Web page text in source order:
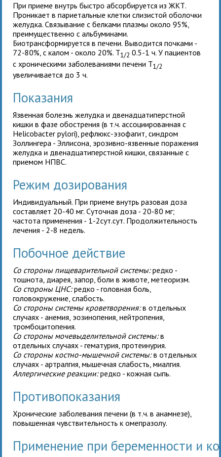
При приеме внутрь быстро абсорбируется из ЖКТ.
Проникает в париетальные клетки слизистой оболочки
желудка. Связывание с белками плазмы около 95%,
преимущественно с альбуминами.
Биотрансформируется в печени. Выводится почками -
72-80%, с калом - около 20%. T1/2 0.5-1 ч. У пациентов
с хроническими заболеваниями печени T1/2
увеличивается до 3 ч.
Показания
Язвенная болезнь желудка и двенадцатиперстной
кишки в фазе обострения (в т.ч. ассоциированная с
Helicobacter pylori), рефлюкс-эзофагит, синдром
Золлингера - Эллисона, эрозивно-язвенные поражения
желудка и двенадцатиперстной кишки, связанные с
приемом НПВС.
Режим дозирования
Индивидуальный. При приеме внутрь разовая доза
составляет 20-40 мг. Суточная доза - 20-80 мг;
частота применения - 1-2сут.сут. Продолжительность
лечения - 2-8 недель.
Побочное действие
Со стороны пищеварительной системы:редко -
тошнота, диарея, запор, боли в животе, метеоризм.
Со стороны ЦНС:редко - головная боль,
головокружение, слабость.
Со стороны системы кроветворения:в отдельных
случаях - анемия, эозинопения, нейтропения,
тромбоцитопения.
Со стороны мочевыделительной системы:в
отдельных случаях - гематурия, протеинурия.
Со стороны костно-мышечной системы:в отдельных
случаях - артралгия, мышечная слабость, миалгия.
Аллергические реакции:редко - кожная сыпь.
Противопоказания
Хронические заболевания печени (в т.ч. в анамнезе),
повышенная чувствительность к омепразолу.
Применение при беременности и